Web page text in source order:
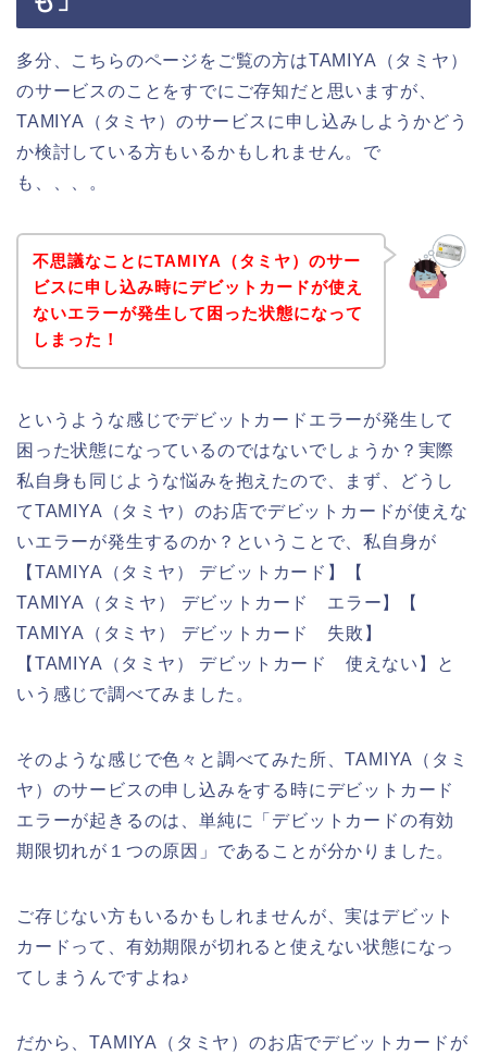
多分、こちらのページをご覧の方はTAMIYA（タミヤ）
のサービスのことをすでにご存知だと思いますが、
TAMIYA（タミヤ）のサービスに申し込みしようかどう
か検討している方もいるかもしれません。で
も、、、。
不思議なことにTAMIYA（タミヤ）のサー
ビスに申し込み時にデビットカードが使え
ないエラーが発生して困った状態になって
しまった！
というような感じでデビットカードエラーが発生して
困った状態になっているのではないでしょうか？実際
私自身も同じような悩みを抱えたので、まず、どうし
てTAMIYA（タミヤ）のお店でデビットカードが使えな
いエラーが発生するのか？ということで、私自身が
【TAMIYA（タミヤ） デビットカード】【
TAMIYA（タミヤ） デビットカード エラー】【
TAMIYA（タミヤ） デビットカード 失敗】
【TAMIYA（タミヤ） デビットカード 使えない】と
いう感じで調べてみました。
そのような感じで色々と調べてみた所、TAMIYA（タミ
ヤ）のサービスの申し込みをする時にデビットカード
エラーが起きるのは、単純に「デビットカードの有効
期限切れが１つの原因」であることが分かりました。
ご存じない方もいるかもしれませんが、実はデビット
カードって、有効期限が切れると使えない状態になっ
てしまうんですよね♪
だから、TAMIYA（タミヤ）のお店でデビットカードが